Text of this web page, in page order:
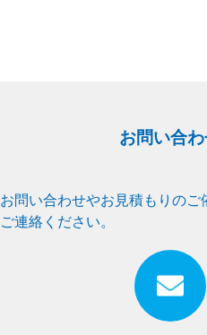
お問い合
お問い合わせやお見積もりのご
ご連絡ください。